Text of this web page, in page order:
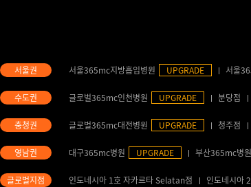
서울365mc지방흡입병원 UPGRADE 서울
글로벌365mc인천병원 UPGRADE 분당점
글로벌365mc대전병원 UPGRADE 청주점
대구365mc병원 UPGRADE 부산365mc병
인도네시아 1호 자카르타 Selatan점 인도네시아